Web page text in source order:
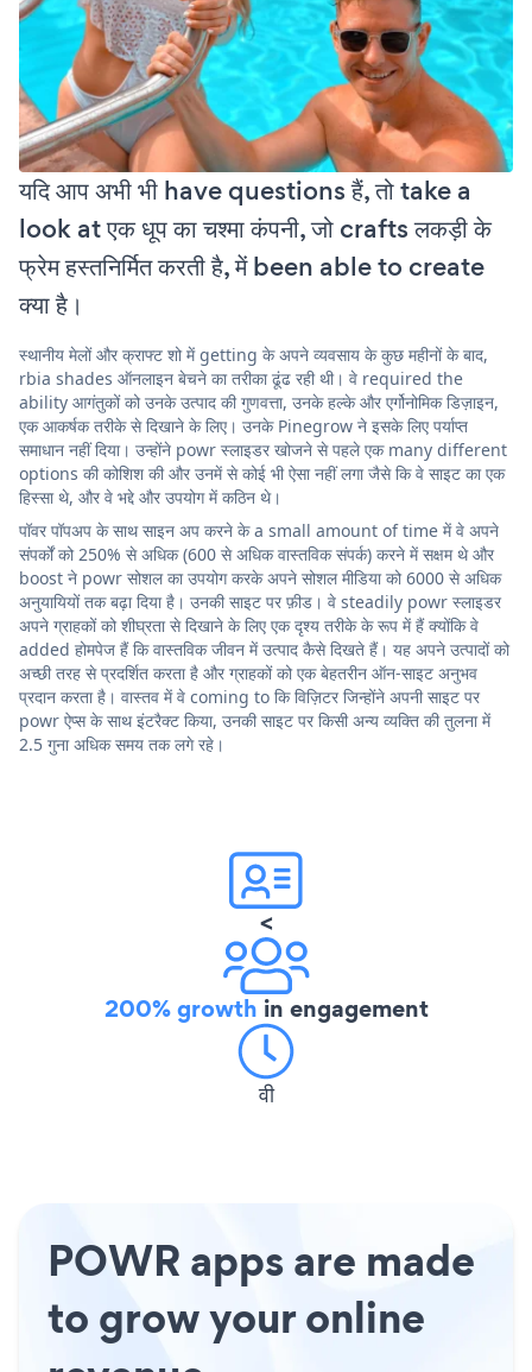
यदि आप अभी भी have questions हैं, तो take a
look at एक धूप का चश्मा कंपनी, जो crafts लकड़ी के
फ्रेम हस्तनिर्मित करती है, में been able to create
क्या है।
स्थानीय मेलों और क्राफ्ट शो में getting के अपने व्यवसाय के कुछ महीनों के बाद,
rbia shades ऑनलाइन बेचने का तरीका ढूंढ रही थी। वे required the
ability आगंतुकों को उनके उत्पाद की गुणवत्ता, उनके हल्के और एर्गोनोमिक डिज़ाइन,
एक आकर्षक तरीके से दिखाने के लिए। उनके Pinegrow ने इसके लिए पर्याप्त
समाधान नहीं दिया। उन्होंने powr स्लाइडर खोजने से पहले एक many different
options की कोशिश की और उनमें से कोई भी ऐसा नहीं लगा जैसे कि वे साइट का एक
हिस्सा थे, और वे भद्दे और उपयोग में कठिन थे।
पॉवर पॉपअप के साथ साइन अप करने के a small amount of time में वे अपने
संपर्कों को 250% से अधिक (600 से अधिक वास्तविक संपर्क) करने में सक्षम थे और
boost ने powr सोशल का उपयोग करके अपने सोशल मीडिया को 6000 से अधिक
अनुयायियों तक बढ़ा दिया है। उनकी साइट पर फ़ीड। वे steadily powr स्लाइडर
अपने ग्राहकों को शीघ्रता से दिखाने के लिए एक दृश्य तरीके के रूप में हैं क्योंकि वे
added होमपेज हैं कि वास्तविक जीवन में उत्पाद कैसे दिखते हैं। यह अपने उत्पादों को
अच्छी तरह से प्रदर्शित करता है और ग्राहकों को एक बेहतरीन ऑन-साइट अनुभव
प्रदान करता है। वास्तव में वे coming to कि विज़िटर जिन्होंने अपनी साइट पर
powr ऐप्स के साथ इंटरैक्ट किया, उनकी साइट पर किसी अन्य व्यक्ति की तुलना में
2.5 गुना अधिक समय तक लगे रहे।
<
200% growth in engagement
वी
POWR apps are made
to grow your online